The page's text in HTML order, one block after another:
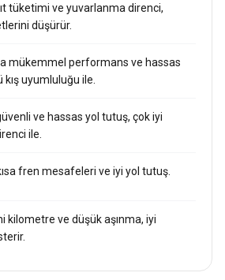
tüketimi ve yuvarlanma direnci,
düşürür.
mükemmel performans ve hassas
uyumluluğu ile.
ve hassas yol tutuş, çok iyi
ile.
fren mesafeleri ve iyi yol tutuş.
kilometre ve düşük aşınma, iyi